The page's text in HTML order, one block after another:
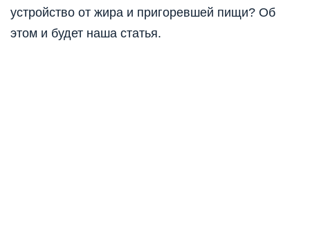
устройство от жира и пригоревшей пищи? Об
этом и будет наша статья.